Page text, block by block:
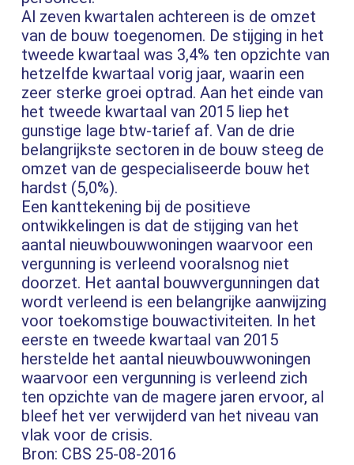
Al zeven kwartalen achtereen is de omzet
van de bouw toegenomen. De stijging in het
tweede kwartaal was 3,4% ten opzichte van
hetzelfde kwartaal vorig jaar, waarin een
zeer sterke groei optrad. Aan het einde van
het tweede kwartaal van 2015 liep het
gunstige lage btw-tarief af. Van de drie
belangrijkste sectoren in de bouw steeg de
omzet van de gespecialiseerde bouw het
hardst (5,0%).
Een kanttekening bij de positieve
ontwikkelingen is dat de stijging van het
aantal nieuwbouwwoningen waarvoor een
vergunning is verleend vooralsnog niet
doorzet. Het aantal bouwvergunningen dat
wordt verleend is een belangrijke aanwijzing
voor toekomstige bouwactiviteiten. In het
eerste en tweede kwartaal van 2015
herstelde het aantal nieuwbouwwoningen
waarvoor een vergunning is verleend zich
ten opzichte van de magere jaren ervoor, al
bleef het ver verwijderd van het niveau van
vlak voor de crisis.
Bron: CBS 25-08-2016